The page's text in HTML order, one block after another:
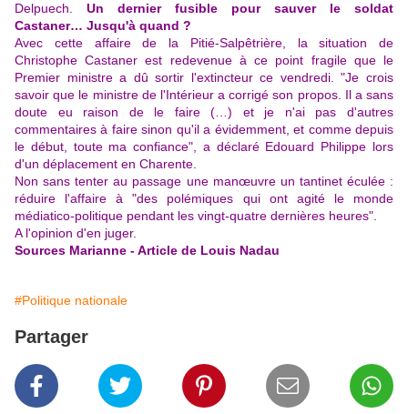
Delpuech. Un dernier fusible pour sauver le soldat
Castaner… Jusqu'à quand ?
Avec cette affaire de la Pitié-Salpêtrière, la situation de
Christophe Castaner est redevenue à ce point fragile que le
Premier ministre a dû sortir l'extincteur ce vendredi. "Je crois
savoir que le ministre de l'Intérieur a corrigé son propos. Il a sans
doute eu raison de le faire (…) et je n'ai pas d'autres
commentaires à faire sinon qu'il a évidemment, et comme depuis
le début, toute ma confiance", a déclaré Edouard Philippe lors
d'un déplacement en Charente.
Non sans tenter au passage une manœuvre un tantinet éculée :
réduire l'affaire à "des polémiques qui ont agité le monde
médiatico-politique pendant les vingt-quatre dernières heures".
A l'opinion d'en juger.
Sources Marianne - Article de Louis Nadau
#Politique nationale
Partager